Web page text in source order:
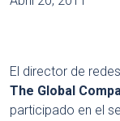
El director de
The Global
participado en el